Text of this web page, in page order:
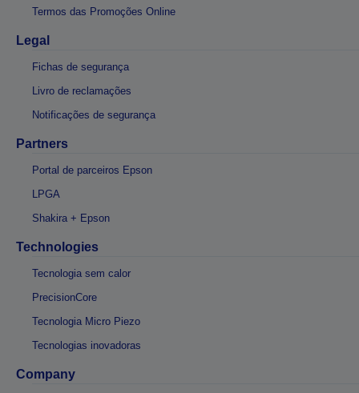
Termos das Promoções Online
Legal
Fichas de segurança
Livro de reclamações
Notificações de segurança
Partners
Portal de parceiros Epson
LPGA
Shakira + Epson
Technologies
Tecnologia sem calor
PrecisionCore
Tecnologia Micro Piezo
Tecnologias inovadoras
Company